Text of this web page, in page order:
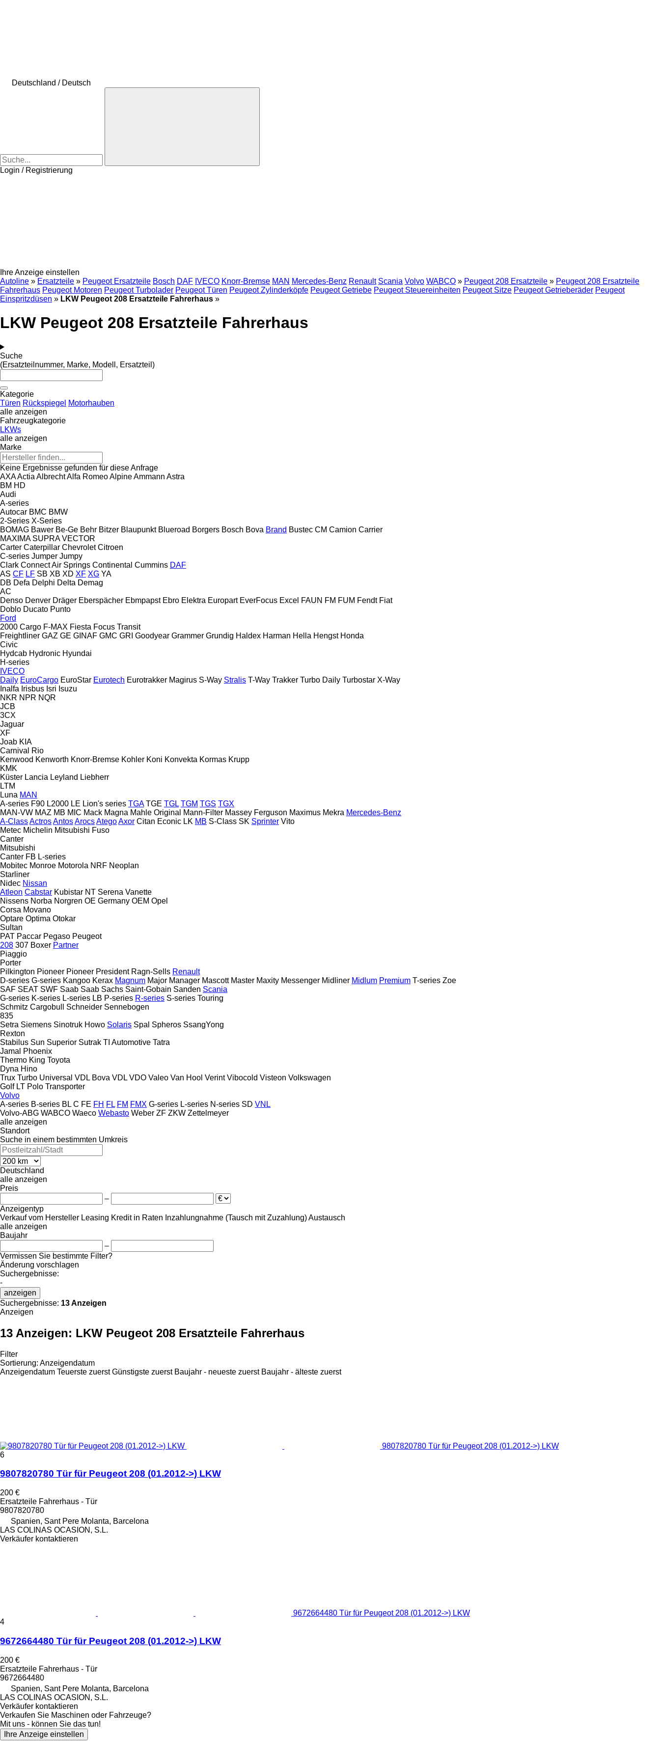
Deutschland / Deutsch
Login / Registrierung
Ihre Anzeige einstellen
Autoline » Ersatzteile » Peugeot Ersatzteile Bosch DAF IVECO Knorr-Bremse MAN Mercedes-Benz Renault Scania Volvo WABCO » Peugeot 208 Ersatzteile » Peugeot 208 Ersatzteile
Fahrerhaus Peugeot Motoren Peugeot Turbolader Peugeot Türen Peugeot Zylinderköpfe Peugeot Getriebe Peugeot Steuereinheiten Peugeot Sitze Peugeot Getrieberäder Peugeot
Einspritzdüsen » LKW Peugeot 208 Ersatzteile Fahrerhaus »
LKW Peugeot 208 Ersatzteile Fahrerhaus
Suche
(Ersatzteilnummer, Marke, Modell, Ersatzteil)
Kategorie
Türen Rückspiegel Motorhauben
alle anzeigen
Fahrzeugkategorie
LKWs
alle anzeigen
Marke
Keine Ergebnisse gefunden für diese Anfrage
AXAActia AlbrechtAlfa RomeoAlpineAmmann Astra
BM HD
Audi
A-series
Autocar BMC BMW
2-Series X-Series
BOMAG Bawer Be-Ge Behr Bitzer Blaupunkt Blueroad Borgers Bosch Bova Brand Bustec CM Camion Carrier
MAXIMA SUPRA VECTOR
Carter Caterpillar Chevrolet Citroen
C-series Jumper Jumpy
Clark Connect Air Springs Continental Cummins DAF
AS CF LF SB XB XD XF XG YA
DB Defa Delphi Delta Demag
AC
Denso Denver Dräger Eberspächer Ebmpapst Ebro Elektra Europart EverFocus Excel FAUN FM FUM Fendt Fiat
Doblo Ducato Punto
Ford
2000 Cargo F-MAX Fiesta Focus Transit
Freightliner GAZ GE GINAF GMC GRI Goodyear Grammer Grundig Haldex Harman Hella Hengst Honda
Civic
Hydcab Hydronic Hyundai
H-series
IVECO
Daily EuroCargo EuroStar Eurotech Eurotrakker Magirus S-Way Stralis T-Way Trakker Turbo Daily Turbostar X-Way
Inalfa Irisbus Isri Isuzu
NKR NPR NQR
JCB
3CX
Jaguar
XF
Joab KIA
Carnival
Rio
Kenwood Kenworth Knorr-Bremse Kohler Koni Konvekta Kormas Krupp
KMK
Küster Lancia Leyland Liebherr
LTM
Luna MAN
A-series F90 L2000 LE Lion's series TGA TGE TGL TGM TGS TGX
MAN-VW MAZ MB MIC Mack Magna Mahle Original Mann-Filter Massey Ferguson Maximus Mekra Mercedes-Benz
A-ClassActrosAntosArocsAtegoAxor Citan Econic LK MB S-Class SK Sprinter Vito
Metec Michelin Mitsubishi Fuso
Canter
Mitsubishi
Canter FB L-series
Mobitec Monroe Motorola NRF Neoplan
Starliner
Nidec Nissan
Atleon Cabstar Kubistar NT Serena Vanette
Nissens Norba Norgren OE Germany OEM Opel
Corsa Movano
Optare Optima Otokar
Sultan
PAT Paccar Pegaso Peugeot
208 307 Boxer Partner
Piaggio
Porter
Pilkington Pioneer Pioneer President Ragn-Sells Renault
D-series G-series Kangoo Kerax Magnum Major Manager Mascott Master Maxity Messenger Midliner Midlum Premium T-series Zoe
SAF SEAT SWF Saab Saab Sachs Saint-Gobain Sanden Scania
G-series K-series L-series LB P-series R-series S-series Touring
Schmitz Cargobull
Schneider Sennebogen
835
Setra Siemens Sinotruk Howo Solaris Spal Spheros SsangYong
Rexton
Stabilus Sun Superior Sutrak TI Automotive Tatra
Jamal
Phoenix
Thermo King Toyota
Dyna Hino
Trux Turbo Universal VDL Bova VDL VDO Valeo Van Hool Verint Vibocold Visteon Volkswagen
Golf LT Polo Transporter
Volvo
A-series B-series BL C FE FH FL FM FMX G-series L-series N-series SD VNL
Volvo-ABG WABCO Waeco Webasto Weber ZF ZKW Zettelmeyer
alle anzeigen
Standort
Suche in einem bestimmten Umkreis
Deutschland
alle anzeigen
Preis
–
Anzeigentyp
Verkauf vom Hersteller Leasing Kredit in Raten Inzahlungnahme (Tausch mit Zuzahlung)Austausch
alle anzeigen
Baujahr
–
Vermissen Sie bestimmte Filter?
Änderung vorschlagen
Suchergebnisse:
-
anzeigen
Suchergebnisse: 13 Anzeigen
Anzeigen
13 Anzeigen: LKW Peugeot 208 Ersatzteile Fahrerhaus
Filter
Sortierung: Anzeigendatum
Anzeigendatum Teuerste zuerst Günstigste zuerst Baujahr - neueste zuerst Baujahr - älteste zuerst
9807820780 Tür für Peugeot 208 (01.2012->) LKW
6
9807820780 Tür für Peugeot 208 (01.2012->) LKW
200 €
Ersatzteile Fahrerhaus - Tür
9807820780
Spanien, Sant Pere Molanta, Barcelona
LAS COLINAS OCASION, S.L.
Verkäufer kontaktieren
9672664480 Tür für Peugeot 208 (01.2012->) LKW
4
9672664480 Tür für Peugeot 208 (01.2012->) LKW
200 €
Ersatzteile Fahrerhaus - Tür
9672664480
Spanien, Sant Pere Molanta, Barcelona
LAS COLINAS OCASION, S.L.
Verkäufer kontaktieren
Verkaufen Sie Maschinen oder Fahrzeuge?
Mit uns - können Sie das tun!
Ihre Anzeige einstellen